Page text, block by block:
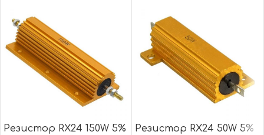
Резистор RX24 150W 5%
Резистор RX24 50W 5%